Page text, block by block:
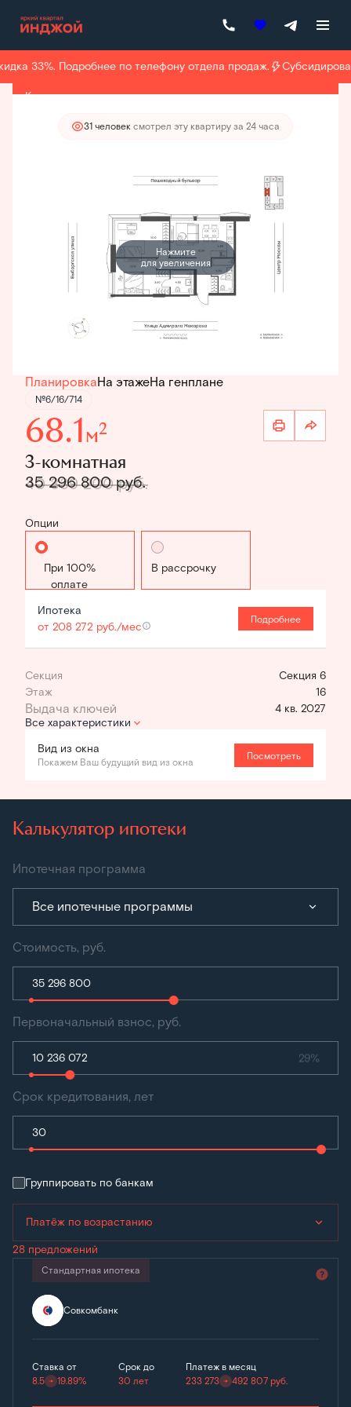
33%. Подробнее по телефону отдела продаж.
3-комнатная68.1 м
35 296 800 руб.
Ипотекаот 208 272 руб./мес.
Квартира месяца
31 человек смотрел эту квартиру за 24 часа
Нажмите
для увеличения
ПланировкаНа этажеНа генплане
№6/16/714
68.1м2
3-комнатная
40 339 200 руб.
35 296 800 руб.
Опции
Стандартная В рассрочку
Ипотека
от 208 272 руб./мес
Подробнее
Секция
Секция 6
Этаж
16
4 кв. 2027
Все характеристики
Вид из окна
Покажем Ваш будущий вид из окна
Посмотреть
Калькулятор ипотеки
Ипотечная программа
Все ипотечные программы
Стоимость, руб.
Первоначальный взнос, руб.
29%
Срок кредитования, лет
Группировать по банкам
Платёж по возрастанию
28 предложений
Стандартная ипотека
Совкомбанк
Ставка от
8.5
19.89%
Срок до
30 лет
Платеж в месяц
233 273
492 807 руб.